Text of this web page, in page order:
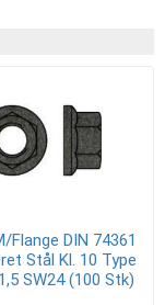
Flange DIN 74361
Stål Kl. 10 Type
SW24 (100 Stk)